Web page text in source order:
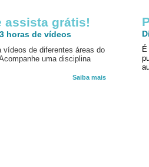
assista grátis!
horas de vídeos
vídeos de diferentes áreas do
uma disciplina
Saiba mais